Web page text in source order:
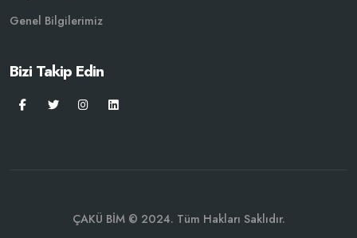
Genel Bilgilerimiz
Bizi Takip Edin
ÇAKÜ BİM © 2024. Tüm Hakları Saklıdır.